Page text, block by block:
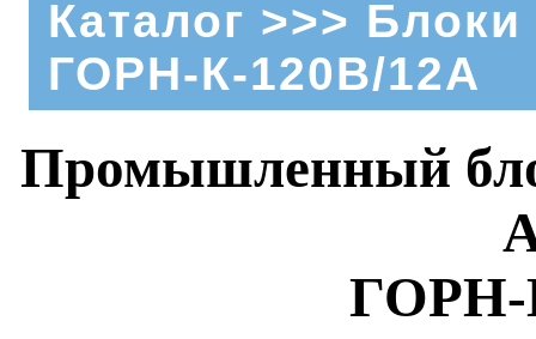
Каталог >>>
ГОРН-К-120В/12А
Промышленный
ГОРН-